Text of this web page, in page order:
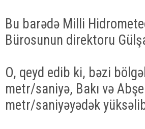
Bu barədə Milli
Bürosunun direktoru
O, qeyd edib ki, bəzi
metr/saniyə, Bakı və
metr/saniyəyədək